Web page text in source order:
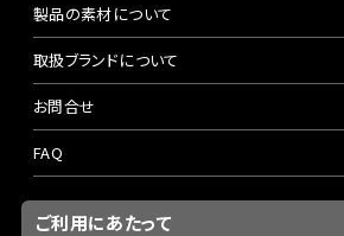
製品の素材について
取扱ブランドについて
お問合せ
FAQ
ご利用にあたって